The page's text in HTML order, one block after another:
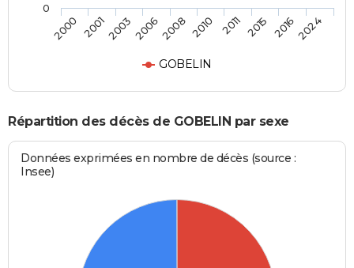
GOBELIN
2000 2001200320062008 2010 2011 2015 20162024
0
Répartition des décès de GOBELIN par sexe
Données exprimées en nombre de décès (source :
Insee)